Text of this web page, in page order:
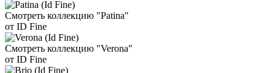
Смотреть коллекцию "Patina"
от ID Fine
Смотреть коллекцию "Verona"
от ID Fine